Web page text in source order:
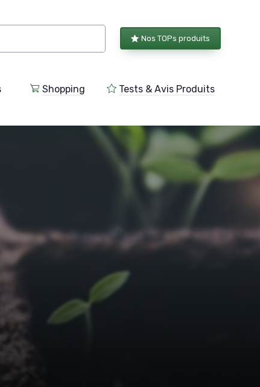
Nos TOPs produits
Shopping Tests & Avis Produits